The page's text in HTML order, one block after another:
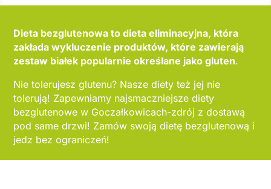
Dieta bezglutenowa to dieta eliminacyjna, która
zakłada wykluczenie produktów, które zawierają
zestaw białek popularnie określane jako gluten.
Nie tolerujesz glutenu? Nasze diety też jej nie
tolerują! Zapewniamy najsmaczniejsze diety
bezglutenowe w Goczałkowicach-zdrój z dostawą
pod same drzwi! Zamów swoją dietę bezglutenową i
jedz bez ograniczeń!